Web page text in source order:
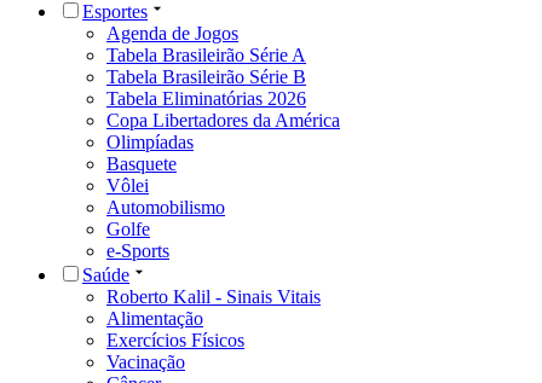
Esportes
Agenda de Jogos
Tabela Brasileirão Série A
Tabela Brasileirão Série B
Tabela Eliminatórias 2026
Copa Libertadores da América
Olimpíadas
Basquete
Vôlei
Automobilismo
Golfe
e-Sports
Saúde
Roberto Kalil - Sinais Vitais
Alimentação
Exercícios Físicos
Vacinação